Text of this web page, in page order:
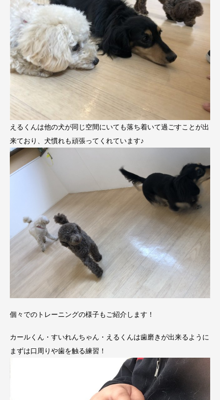
えるくんは他の犬が同じ空間にいても落ち着いて過ごすことが出
来ており、犬慣れも頑張ってくれています♪
個々でのトレーニングの様子もご紹介します！
カールくん・すいれんちゃん・えるくんは歯磨きが出来るように
まずは口周りや歯を触る練習！